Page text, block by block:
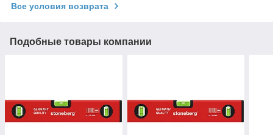
Все условия возврата
Подобные товары компании